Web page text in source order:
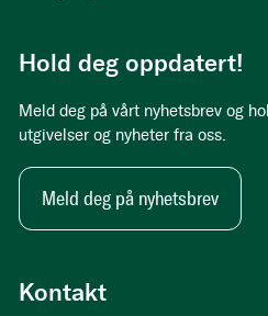
Kontakt
Hold deg oppdatert!
Meld deg på vårt nyhetsbrev og
utgivelser og nyheter fra oss.
Meld deg på nyhetsbrev